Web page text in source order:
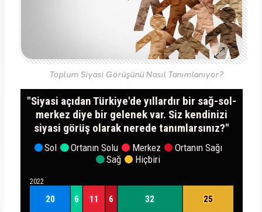
Toplum Siyasi Görüşünü Nasıl Tanımlanıyor?